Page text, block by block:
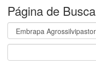
Página de Busca